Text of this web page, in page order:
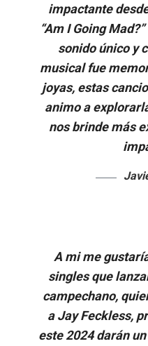
impactante
“Am I Going
sonido único y
musical fue
joyas, estas
animo a
nos brinde más
A mi me
singles que
campechano,
a Jay Feckless,
este 2024 darán